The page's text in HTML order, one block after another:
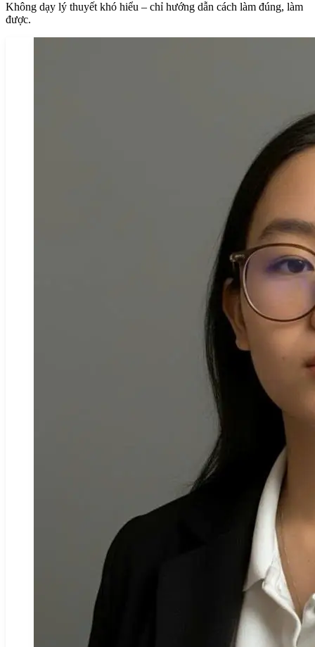
Không dạy lý thuyết khó hiểu – chỉ hướng dẫn cách làm đúng, làm
được.